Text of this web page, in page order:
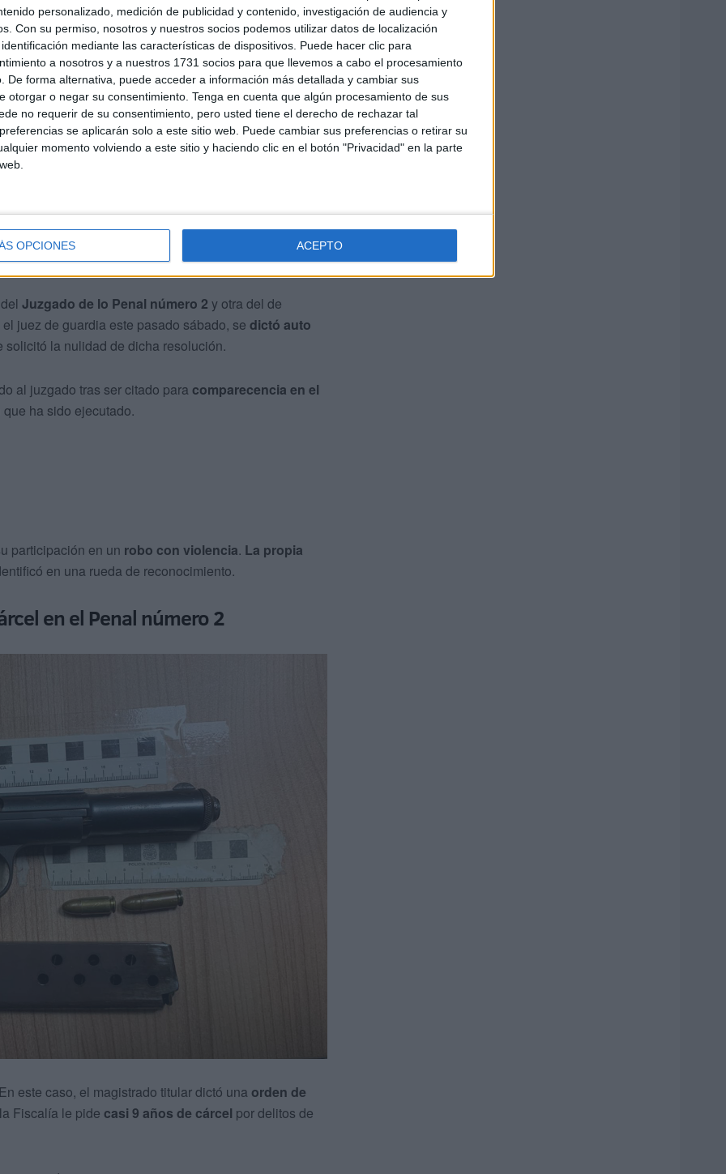
personalizado, medición de publicidad y contenido, investigación de audiencia y
Con su permiso, nosotros y nuestros socios podemos utilizar datos de localización
mediante las características de dispositivos. Puede hacer clic para
a nosotros y a nuestros 1731 socios para que llevemos a cabo el procesamiento
De forma alternativa, puede acceder a información más detallada y cambiar sus
otorgar o negar su consentimiento. Tenga en cuenta que algún procesamiento de sus
no requerir de su consentimiento, pero usted tiene el derecho de rechazar tal
se aplicarán solo a este sitio web. Puede cambiar sus preferencias o retirar su
momento volviendo a este sitio y haciendo clic en el botón "Privacidad" en la parte
OPCIONES ACEPTO
una imagen del arma con las balas, para
abortada por los agentes desplegados para dar
espaldas
Juzgado de lo Penal número 2 y otra del de
juez de guardia este pasado sábado, se dictó auto
la nulidad de dicha resolución.
al juzgado tras ser citado para comparecencia en el
ha sido ejecutado.
participación en un robo con violencia. La propia
en una rueda de reconocimiento.
en el Penal número 2
este caso, el magistrado titular dictó una orden de
Fiscalía le pide casi 9 años de cárcel por delitos de